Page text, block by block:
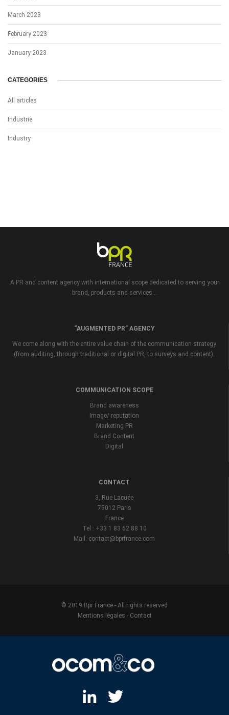
March 2023
February 2023
January 2023
CATEGORIES
All articles
Industrie
Industry
A PR and content agency with international scope dedicated to serving your
brand, products and services...
“AUGMENTED PR” AGENCY
We come along with the entire value chain of the communication strategy
(from auditing, through traditional or digital PR, to surveys and content).
COMMUNICATION SCOPE
Brand awareness
Image/ reputation
Marketing PR
Brand Content
Digital
CONTACT
3, Rue Lacuée
75012 Paris
France
Tel : +33 1 83 62 88 10
Mail: contact@bprfrance.com
© 2019 Bpr France - All rights reserved
Mentions légales - Contact